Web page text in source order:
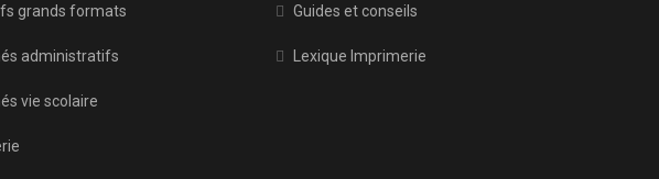
grands formats
administratifs
vie scolaire
Guides et conseils
Lexique Imprimerie